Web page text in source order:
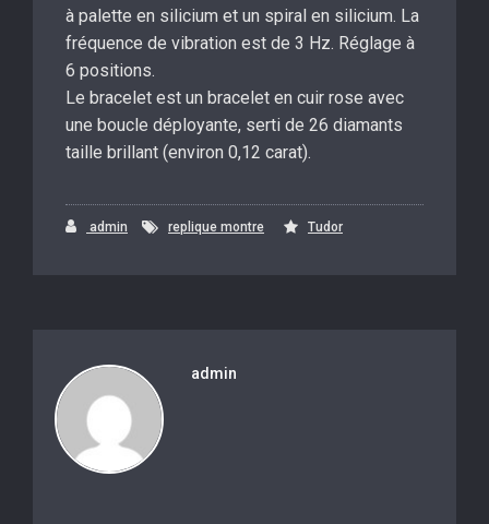
à palette en silicium et un spiral en silicium. La
fréquence de vibration est de 3 Hz. Réglage à
6 positions.
Le bracelet est un bracelet en cuir rose avec
une boucle déployante, serti de 26 diamants
taille brillant (environ 0,12 carat).
admin replique montre Tudor
admin